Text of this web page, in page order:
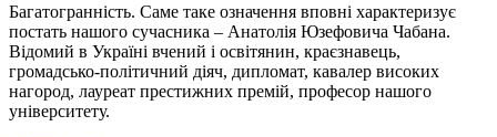
Багатогранність. Саме таке означення вповні характеризує
постать нашого сучасника – Анатолія Юзефовича Чабана.
Відомий в Україні вчений і освітянин, краєзнавець,
громадсько-політичний діяч, дипломат, кавалер високих
нагород, лауреат престижних премій, професор нашого
університету.